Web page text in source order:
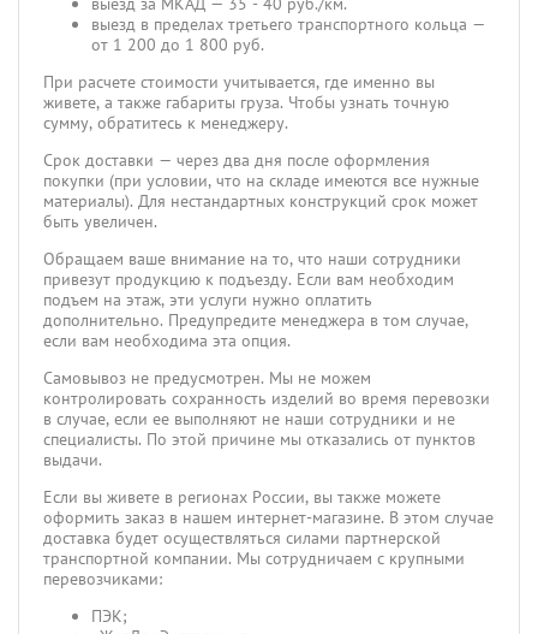
выезд в пределах третьего транспортного кольца —
от 1 200 до 1 800 руб.
При расчете стоимости учитывается, где именно вы
живете, а также габариты груза. Чтобы узнать точную
сумму, обратитесь к менеджеру.
Срок доставки — через два дня после оформления
покупки (при условии, что на складе имеются все нужные
материалы). Для нестандартных конструкций срок может
быть увеличен.
Обращаем ваше внимание на то, что наши сотрудники
привезут продукцию к подъезду. Если вам необходим
подъем на этаж, эти услуги нужно оплатить
дополнительно. Предупредите менеджера в том случае,
если вам необходима эта опция.
Самовывоз не предусмотрен. Мы не можем
контролировать сохранность изделий во время перевозки
в случае, если ее выполняют не наши сотрудники и не
специалисты. По этой причине мы отказались от пунктов
выдачи.
Если вы живете в регионах России, вы также можете
оформить заказ в нашем интернет-магазине. В этом случае
доставка будет осуществляться силами партнерской
транспортной компании. Мы сотрудничаем с крупными
перевозчиками:
ПЭК;